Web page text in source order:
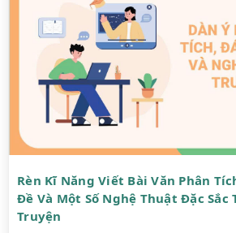
Rèn Kĩ Năng Viết Bài Văn Phân
Đề Và Một Số Nghệ Thuật Đặc Sắc
Truyện